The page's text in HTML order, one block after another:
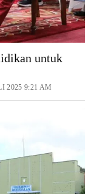
untuk
2025 9:21 AM